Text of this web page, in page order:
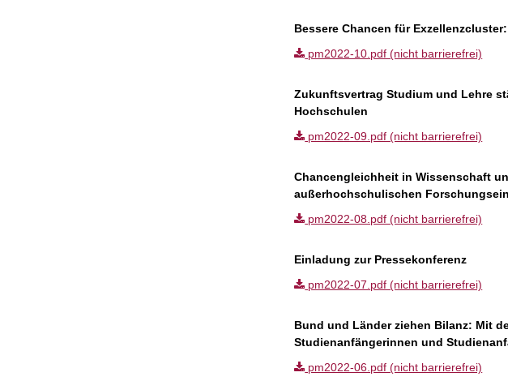
Bessere Chancen für
pm2022-10.pdf (nicht barrierefrei)
Zukunftsvertrag Studium und Lehre
Hochschulen
pm2022-09.pdf (nicht barrierefrei)
Chancengleichheit in Wissenschaft
außerhochschulischen
pm2022-08.pdf (nicht barrierefrei)
Einladung zur Pressekonferenz
pm2022-07.pdf (nicht barrierefrei)
Bund und Länder ziehen Bilanz: Mit
Studienanfängerinnen und
pm2022-06.pdf (nicht barrierefrei)